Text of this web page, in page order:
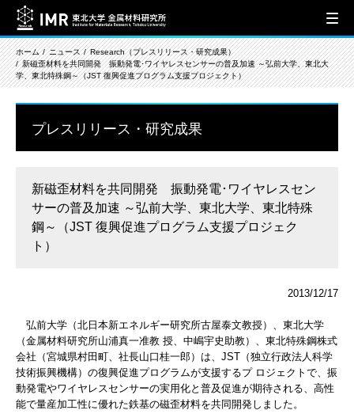
ホーム ニュース
Research（プレスリリース・研究成果）
新磁歪材料を共同開発 振動発電･ワイヤレスセンサーの普及加速 ～弘前大学、東北大
学、東北特殊鋼～（JST 復興促進プログラム支援プロジェクト）
プレスリリース・研究成果
新磁歪材料を共同開発 振動発電･ワイヤレスセン
サーの普及加速 ～弘前大学、東北大学、東北特殊
鋼～（JST 復興促進プログラム支援プロジェク
ト）
2013/12/17
弘前大学（北日本新エネルギー研究所古屋泰文教授）、東北大学
（金属材料研究所山浦真一准教 授、中嶋宇史助教）、東北特殊鋼株式
会社（宮城県村田町、社長山口桂一郎）は、JST（独立行政法人科学
技術振興機構）の復興促進プログラムが支援するプ ロジェクトで、振
動発電やワイヤレスセンサーの実用化と普及促進が期待される、高性
能で量産加工性に優れた鉄基の磁歪材料を共同開発しました。